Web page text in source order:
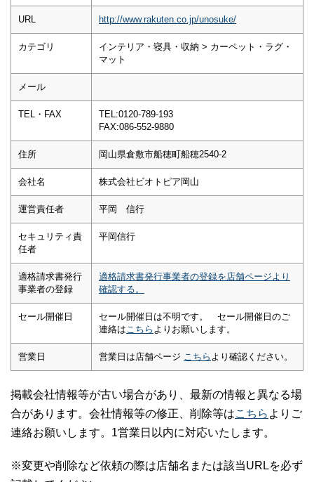
URL http://www.rakuten.co.jp/unosuke/
カテゴリ
インテリア・寝具・収納 > カーペット・ラグ・
マット
メール
TEL・FAX
TEL:0120-789-193
FAX:086-552-9880
住所 岡山県倉敷市船穂町船穂2540-2
会社名 株式会社ビオトピア岡山
運営責任者 平岡 信行
セキュリティ責
任者
平岡信行
適格請求書発行
事業者の登録
適格請求書発行事業者の登録を店舗ページより
確認する。
セール開催日
セール開催日は不明です。 セール開催日のご
連絡は こちら よりお願いします。
営業日 営業日は店舗ページ こちら より確認ください。
掲載会社情報等が古い場合があり、最新の情報と異なる場
合があります。会社情報等の修正、削除等はこちら よりご
連絡お願いします。1営業日以内に対応いたします。
※変更や削除など依頼の際は店舗名または該当URLを必ず